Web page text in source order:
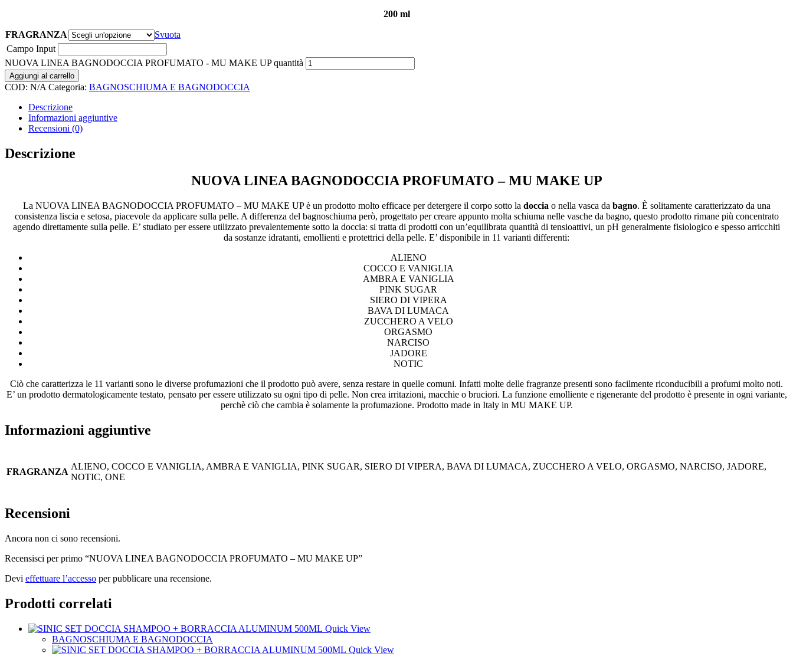
200 ml
FRAGRANZA
Svuota
Campo Input
NUOVA LINEA BAGNODOCCIA PROFUMATO - MU MAKE UP quantità
Aggiungi al carrello
COD: N/A Categoria: BAGNOSCHIUMA E BAGNODOCCIA
Descrizione
Informazioni aggiuntive
Recensioni (0)
Descrizione
NUOVA LINEA BAGNODOCCIA PROFUMATO – MU MAKE UP
La NUOVA LINEA BAGNODOCCIA PROFUMATO – MU MAKE UP è un prodotto molto efficace per detergere il corpo sotto la doccia o nella vasca da bagno. È solitamente caratterizzato da una
consistenza liscia e setosa, piacevole da applicare sulla pelle. A differenza del bagnoschiuma però, progettato per creare appunto molta schiuma nelle vasche da bagno, questo prodotto rimane più concentrato
agendo direttamente sulla pelle. E’ studiato per essere utilizzato prevalentemente sotto la doccia: si tratta di prodotti con un’equilibrata quantità di tensioattivi, un pH generalmente fisiologico e spesso arricchiti
da sostanze idratanti, emollienti e protettrici della pelle. E’ disponibile in 11 varianti differenti:
ALIENO
COCCO E VANIGLIA
AMBRA E VANIGLIA
PINK SUGAR
SIERO DI VIPERA
BAVA DI LUMACA
ZUCCHERO A VELO
ORGASMO
NARCISO
JADORE
NOTIC
Ciò che caratterizza le 11 varianti sono le diverse profumazioni che il prodotto può avere, senza restare in quelle comuni. Infatti molte delle fragranze presenti sono facilmente riconducibili a profumi molto noti.
E’ un prodotto dermatologicamente testato, pensato per essere utilizzato su ogni tipo di pelle. Non crea irritazioni, macchie o bruciori. La funzione emolliente e rigenerante del prodotto è presente in ogni variante,
perchè ciò che cambia è solamente la profumazione. Prodotto made in Italy in MU MAKE UP.
Informazioni aggiuntive
FRAGRANZA
ALIENO, COCCO E VANIGLIA, AMBRA E VANIGLIA, PINK SUGAR, SIERO DI VIPERA, BAVA DI LUMACA, ZUCCHERO A VELO, ORGASMO, NARCISO, JADORE,
NOTIC, ONE
Recensioni
Ancora non ci sono recensioni.
Recensisci per primo “NUOVA LINEA BAGNODOCCIA PROFUMATO – MU MAKE UP”
Devi effettuare l’accesso per pubblicare una recensione.
Prodotti correlati
Quick View
BAGNOSCHIUMA E BAGNODOCCIA
Quick View